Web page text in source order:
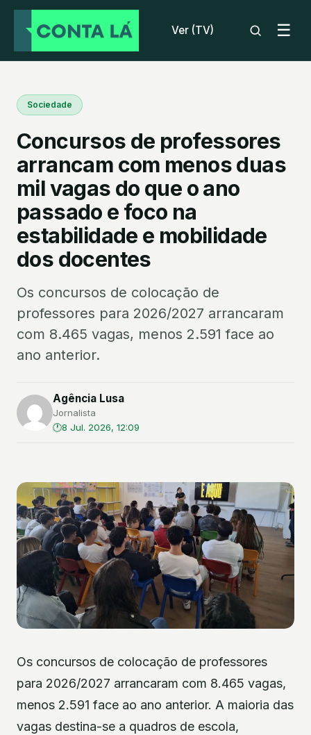
Ver (TV) ☰
Sociedade
Concursos de professores
arrancam com menos duas
mil vagas do que o ano
passado e foco na
estabilidade e mobilidade
dos docentes
Os concursos de colocação de
professores para 2026/2027 arrancaram
com 8.465 vagas, menos 2.591 face ao
ano anterior.
Agência Lusa
Jornalista
8 Jul. 2026, 12:09
Os concursos de colocação de professores
para 2026/2027 arrancaram com 8.465 vagas,
menos 2.591 face ao ano anterior. A maioria das
vagas destina-se a quadros de escola,